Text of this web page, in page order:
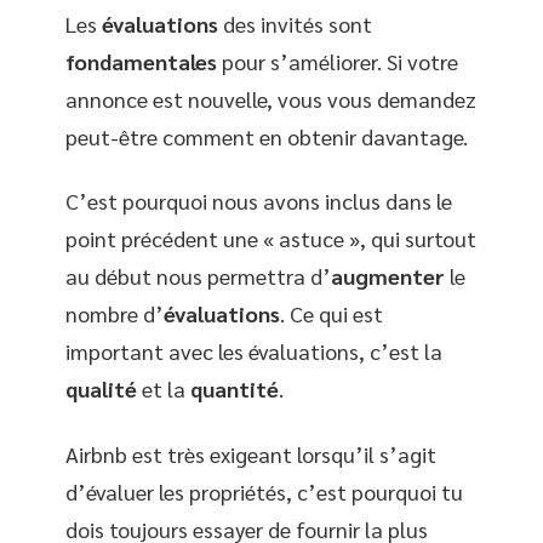
Les évaluations des invités sont
fondamentales pour s’améliorer. Si votre
annonce est nouvelle, vous vous demandez
peut-être comment en obtenir davantage.
C’est pourquoi nous avons inclus dans le
point précédent une « astuce », qui surtout
au début nous permettra d’augmenter le
nombre d’évaluations. Ce qui est
important avec les évaluations, c’est la
qualitéet la quantité.
Airbnb est très exigeant lorsqu’il s’agit
d’évaluer les propriétés, c’est pourquoi tu
dois toujours essayer de fournir la plus